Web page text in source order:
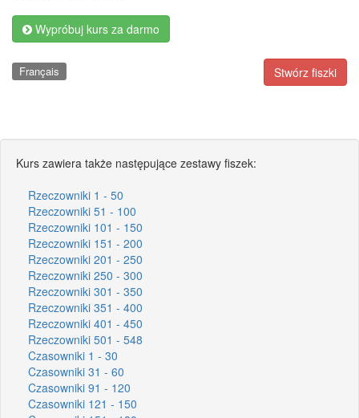
Wypróbuj kurs za darmo
Stwórz fiszki
Français
Kurs zawiera także następujące zestawy fiszek:
Rzeczowniki 1 - 50
Rzeczowniki 51 - 100
Rzeczowniki 101 - 150
Rzeczowniki 151 - 200
Rzeczowniki 201 - 250
Rzeczowniki 250 - 300
Rzeczowniki 301 - 350
Rzeczowniki 351 - 400
Rzeczowniki 401 - 450
Rzeczowniki 501 - 548
Czasowniki 1 - 30
Czasowniki 31 - 60
Czasowniki 91 - 120
Czasowniki 121 - 150